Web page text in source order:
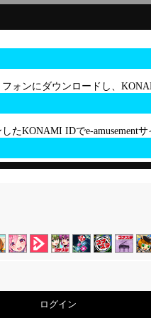
フォンにダウンロードし、
たKONAMI IDでe-amusement
ログイン